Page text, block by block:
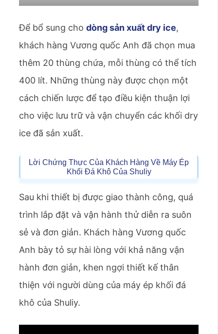
Để bổ sung cho dòng sản xuất dry ice,
khách hàng Vương quốc Anh đã chọn mua
thêm 20 thùng chứa, mỗi thùng có thể tích
400 lít. Những thùng này được chọn một
cách chiến lược để tạo điều kiện thuận lợi
cho việc lưu trữ và vận chuyển các khối dry
ice đã sản xuất.
Lời Chứng Thực Của Khách Hàng Về Máy Ép
Khối Đá Khô Của Shuliy
Sau khi thiết bị được giao thành công, quá
trình lắp đặt và vận hành thử diễn ra suôn
sẻ và đơn giản. Khách hàng Vương quốc
Anh bày tỏ sự hài lòng với khả năng vận
hành đơn giản, khen ngợi thiết kế thân
thiện với người dùng của máy ép khối đá
khô của Shuliy.